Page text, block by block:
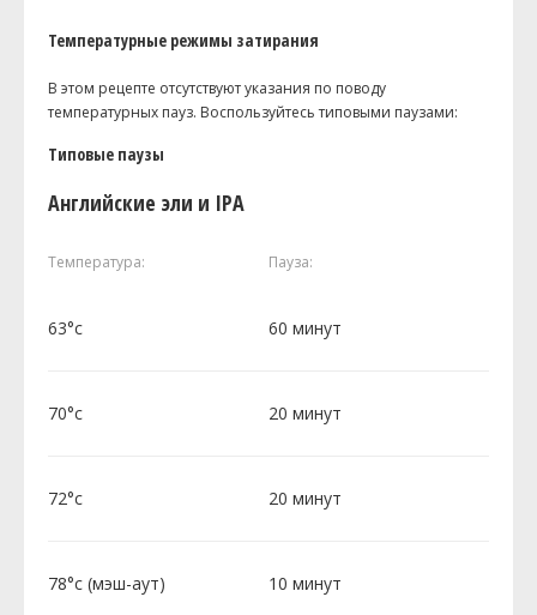
Температурные режимы затирания
В этом рецепте отсутствуют указания по поводу
температурных пауз. Воспользуйтесь типовыми паузами:
Типовые паузы
Английские эли и IPA
Температура: Пауза:
63°c 60 минут
70°c 20 минут
72°c 20 минут
78°c (мэш-аут) 10 минут